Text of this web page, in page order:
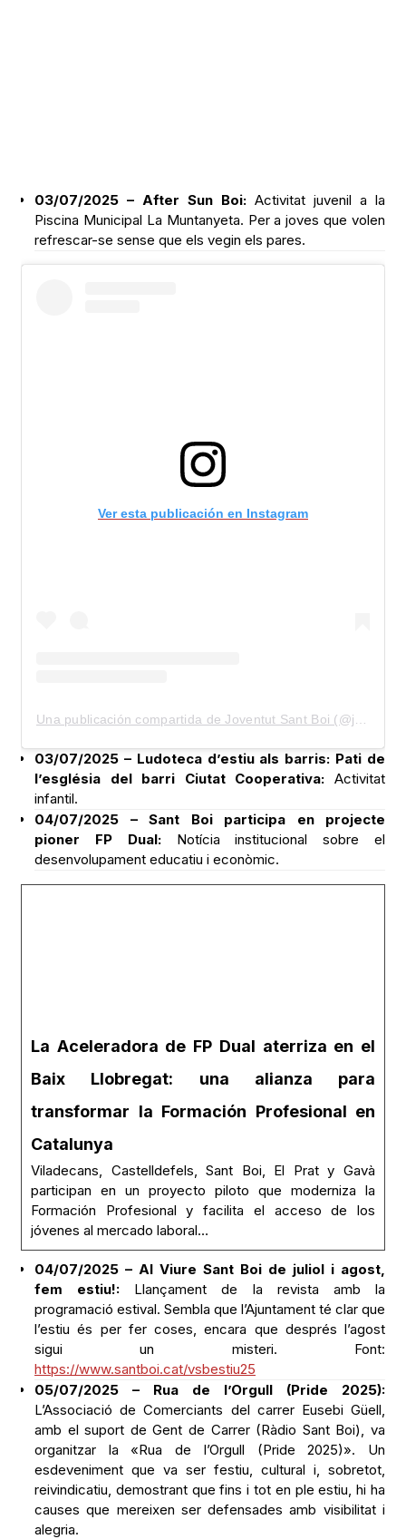
03/07/2025 – After Sun Boi: Activitat juvenil a la
Piscina Municipal La Muntanyeta. Per a joves que volen
refrescar-se sense que els vegin els pares.
Ver esta publicación en Instagram
03/07/2025 – Ludoteca d’estiu als barris: Pati de
l’església del barri Ciutat Cooperativa: Activitat
infantil.
04/07/2025 – Sant Boi participa en projecte
pioner FP Dual:Notícia institucional sobre el
desenvolupament educatiu i econòmic.
La Aceleradora de FP Dual aterriza en el
Baix Llobregat: una alianza para
transformar la Formación Profesional en
Catalunya
Viladecans, Castelldefels, Sant Boi, El Prat y Gavà
participan en un proyecto piloto que moderniza la
Formación Profesional y facilita el acceso de los
jóvenes al mercado laboral…
04/07/2025 – Al Viure Sant Boi de juliol i agost,
fem estiu!: Llançament de la revista amb la
programació estival. Sembla que l’Ajuntament té clar que
l’estiu és per fer coses, encara que després l’agost
sigui un misteri. Font:
https://www.santboi.cat/vsbestiu25
05/07/2025 – Rua de l’Orgull (Pride 2025):
L’Associació de Comerciants del carrer Eusebi Güell,
amb el suport de Gent de Carrer (Ràdio Sant Boi), va
organitzar la «Rua de l’Orgull (Pride 2025)». Un
esdeveniment que va ser festiu, cultural i, sobretot,
reivindicatiu, demostrant que fins i tot en ple estiu, hi ha
causes que mereixen ser defensades amb visibilitat i
alegria.